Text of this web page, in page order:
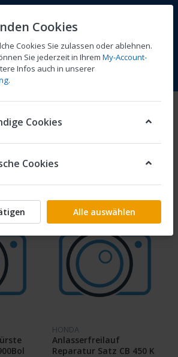
Vergleichen Wunschliste
Getriebe
Sortieren
HONDA
Anlasserfreilauf
Reparatur Satz CB 450 K
Cookies
Cookies Sie zulassen oder ablehnen.
Sie jederzeit in Ihrem My-Account-
Infos auch in unserer
.
Cookies
Cookies
Alle auswählen